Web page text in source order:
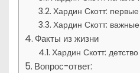
Хардин Скотт:
Хардин Скотт:
Факты из жизни
Хардин Скотт:
Вопрос-ответ: